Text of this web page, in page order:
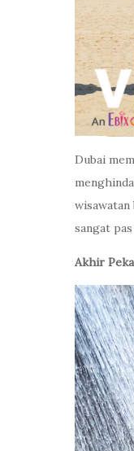
Dubai
wisawatan
sangat
Akhir